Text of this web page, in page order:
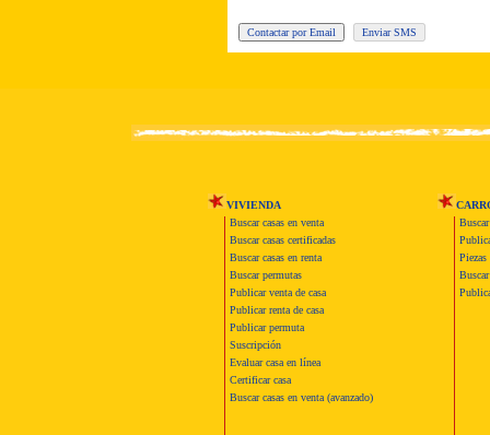
VIVIENDA
Buscar casas en venta
Buscar casas certificadas
Buscar casas en renta
Buscar permutas
Publicar venta de casa
Publicar renta de casa
Publicar permuta
Suscripción
Evaluar casa en línea
Certificar casa
Buscar casas en venta (avanzado)
Piezas